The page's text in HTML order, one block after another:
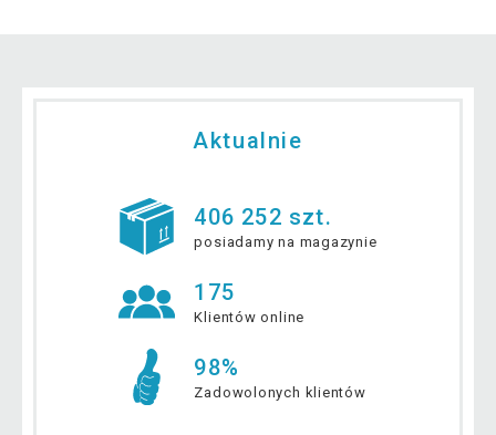
Aktualnie
406 252 szt.
posiadamy na magazynie
175
Klientów online
98%
Zadowolonych klientów